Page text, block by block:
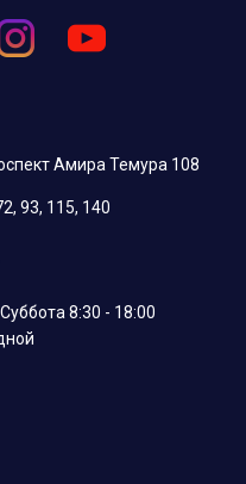
Амира Темура 108
93, 115, 140
8:30 - 18:00